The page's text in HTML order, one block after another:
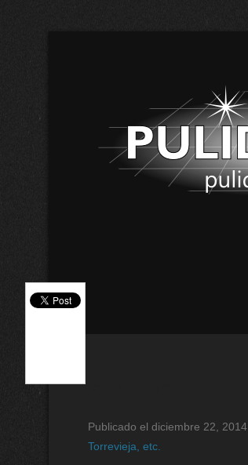
Publicado el diciembre 22, 2014
Torrevieja, etc.